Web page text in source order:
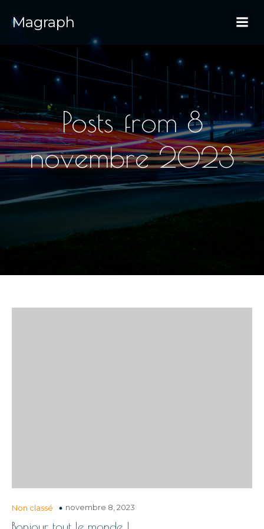
Magraph
Posts from 8
novembre 2023
Non classé novembre 8, 2023